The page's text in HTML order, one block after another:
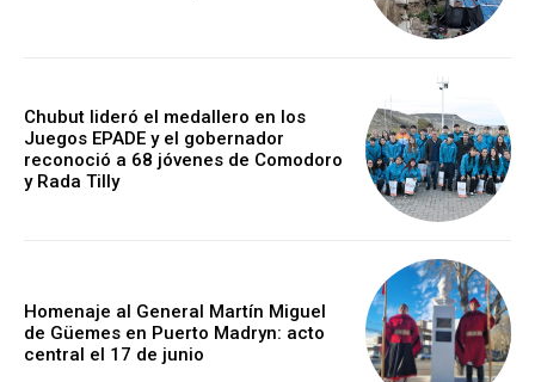
Chubut lideró el medallero en los
Juegos EPADE y el gobernador
reconoció a 68 jóvenes de Comodoro
y Rada Tilly
Homenaje al General Martín Miguel
de Güemes en Puerto Madryn: acto
central el 17 de junio